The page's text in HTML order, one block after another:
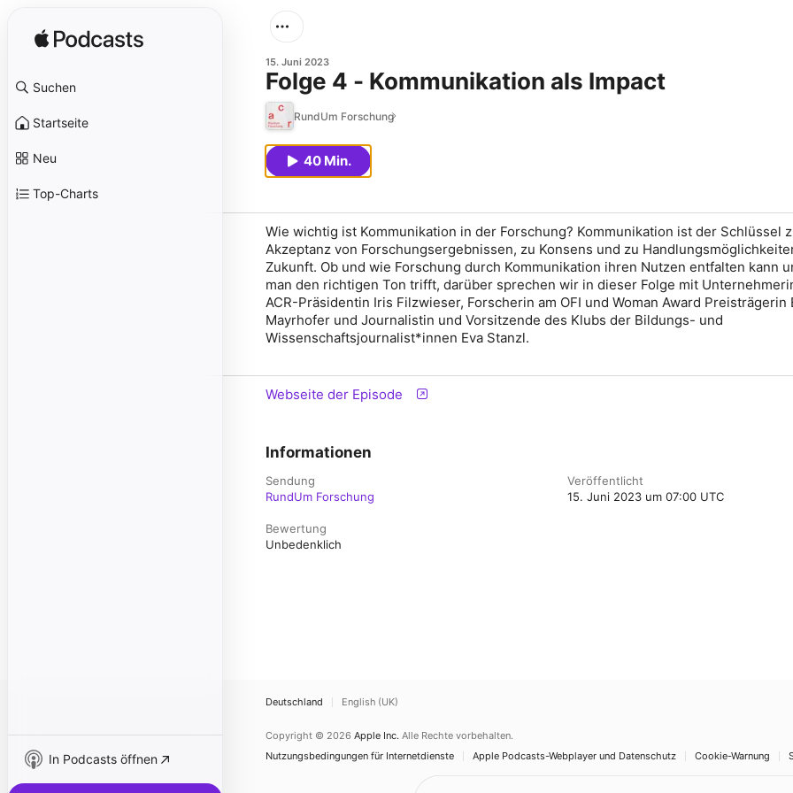
Suchen
Startseite
Neu
Top-Charts
In Podcasts öffnen
15. Juni 2023
Folge 4 - Kommunikation als Impact
RundUm Forschung
40 Min.
Wie wichtig ist Kommunikation in der Forschung? Kommunikation ist der Schlüssel
Akzeptanz von Forschungsergebnissen, zu Konsens und zu
Zukunft. Ob und wie Forschung durch Kommunikation ihren Nutzen entfalten kann
man den richtigen Ton trifft, darüber sprechen wir in dieser Folge mit
ACR-Präsidentin Iris Filzwieser, Forscherin am OFI und Woman Award Preisträgerin
Mayrhofer und Journalistin und Vorsitzende des Klubs der Bildungs- und
Wissenschaftsjournalist*innen Eva Stanzl.
Webseite der Episode
Informationen
Sendung
RundUm Forschung
Veröffentlicht
15. Juni 2023 um 07:00 UTC
Bewertung
Unbedenklich
Deutschland English (UK)
Copyright © 2026 Apple Inc. Alle Rechte vorbehalten.
Nutzungsbedingungen für Internetdienste
Apple Podcasts-Webplayer und Datenschutz Cookie-Warnung